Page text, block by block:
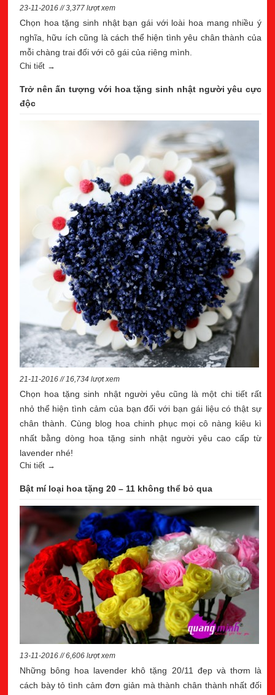
23-11-2016 // 3,377 lượt xem
Chọn hoa tặng sinh nhật bạn gái với loài hoa mang nhiều ý
nghĩa, hữu ích cũng là cách thể hiện tình yêu chân thành của
mỗi chàng trai đối với cô gái của riêng mình.
Chi tiết →
Trở nên ấn tượng với hoa tặng sinh nhật người yêu cực
độc
21-11-2016 // 16,734 lượt xem
Chọn hoa tặng sinh nhật người yêu cũng là một chi tiết rất
nhỏ thể hiện tình cảm của bạn đối với bạn gái liệu có thật sự
chân thành. Cùng blog hoa chinh phục mọi cô nàng kiêu kì
nhất bằng dòng hoa tặng sinh nhật người yêu cao cấp từ
lavender nhé!
Chi tiết →
Bật mí loại hoa tặng 20 – 11 không thể bỏ qua
13-11-2016 // 6,606 lượt xem
Những bông hoa lavender khô tặng 20/11 đẹp và thơm là
cách bày tỏ tình cảm đơn giản mà thành chân thành nhất đối